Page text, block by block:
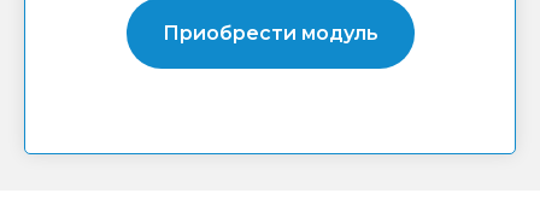
Приобрести модуль